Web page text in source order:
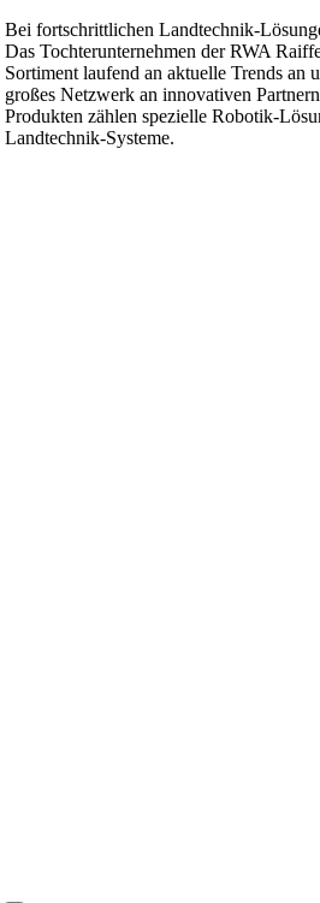
Bei fortschrittlichen Landtechnik-
Das Tochterunternehmen der RWA
Sortiment laufend an aktuelle Trends an
großes Netzwerk an innovativen
Produkten zählen spezielle Robotik-
Landtechnik-Systeme.